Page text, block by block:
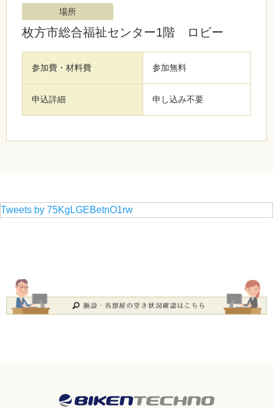
場所
枚方市総合福祉センター1階 ロビー
参加費・材料費 参加無料
申込詳細 申し込み不要
Tweets by 75KgLGEBetnO1rw